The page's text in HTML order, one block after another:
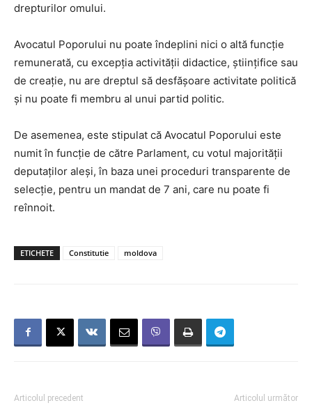
drepturilor omului.
Avocatul Poporului nu poate îndeplini nici o altă funcţie
remunerată, cu excepţia activităţii didactice, ştiinţifice sau
de creaţie, nu are dreptul să desfăşoare activitate politică
şi nu poate fi membru al unui partid politic.
De asemenea, este stipulat că Avocatul Poporului este
numit în funcţie de către Parlament, cu votul majorităţii
deputaţilor aleşi, în baza unei proceduri transparente de
selecţie, pentru un mandat de 7 ani, care nu poate fi
reînnoit.
ETICHETE Constitutie moldova
Articolul precedent Articolul următor